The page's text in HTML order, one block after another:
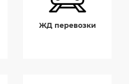
ЖД перевозки